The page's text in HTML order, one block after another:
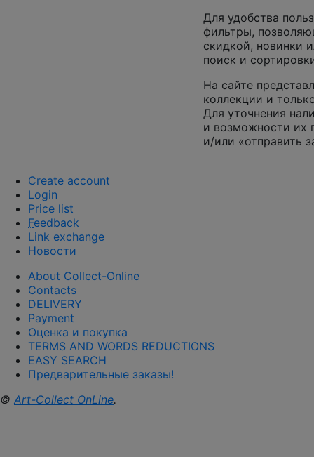
Для удобства
фильтры,
скидкой, новинки
поиск и
На сайте
коллекции и
Для уточнения
и возможности их
и/или «отправить
Create account
Login
Price list
Feedback
Link exchange
Новости
About Collect-Online
Contacts
DELIVERY
Payment
Оценка и покупка
TERMS AND WORDS REDUCTIONS
EASY SEARCH
Предварительные заказы!
© Art-Collect OnLine.